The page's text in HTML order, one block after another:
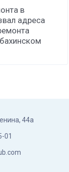
в
адреса
44а
01